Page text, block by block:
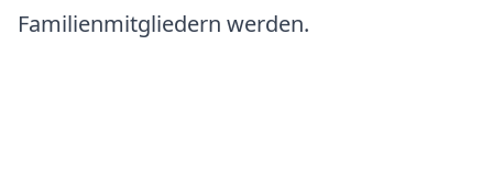
Familienmitgliedern werden.